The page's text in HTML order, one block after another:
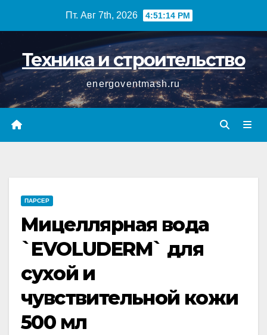
Пт. Авг 7th, 2026 4:51:14 PM
Техника и строительство
energoventmash.ru
ПАРСЕР
Мицеллярная вода
`EVOLUDERM` для
сухой и
чувствительной кожи
500 мл